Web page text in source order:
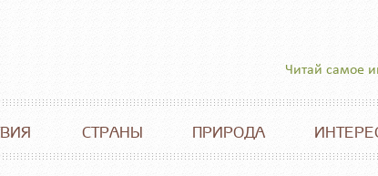
Читай самое
СТРАНЫ ПРИРОДА